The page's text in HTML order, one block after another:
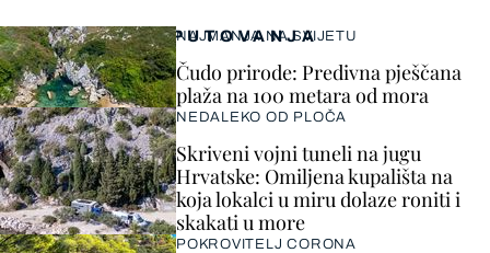
PUTOVANJA
NAJMANJA NA SVIJETU
Čudo prirode: Predivna pješčana
plaža na 100 metara od mora
NEDALEKO OD PLOČA
Skriveni vojni tuneli na jugu
Hrvatske: Omiljena kupališta na
koja lokalci u miru dolaze roniti i
skakati u more
POKROVITELJ CORONA